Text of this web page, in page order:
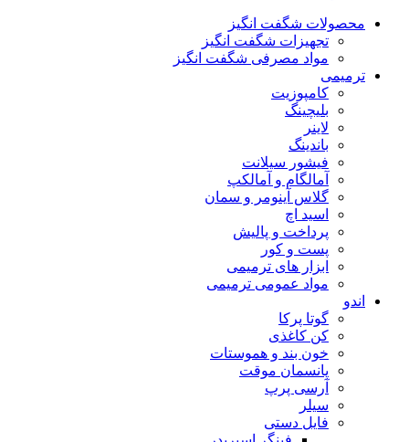
محصولات شگفت انگیز
تجهیزات شگفت انگیز
مواد مصرفی شگفت انگیز
ترمیمی
کامپوزیت
بلیچینگ
لاینر
باندینگ
فیشور سیلانت
آمالگام و آمالکپ
گلاس آینومر و سمان
اسید اچ
پرداخت و پالیش
پست و کور
ابزار های ترمیمی
مواد عمومی ترمیمی
اندو
گوتا پرکا
کن کاغذی
خون بند و هموستات
پانسمان موقت
آرسی پرپ
سیلر
فایل دستی